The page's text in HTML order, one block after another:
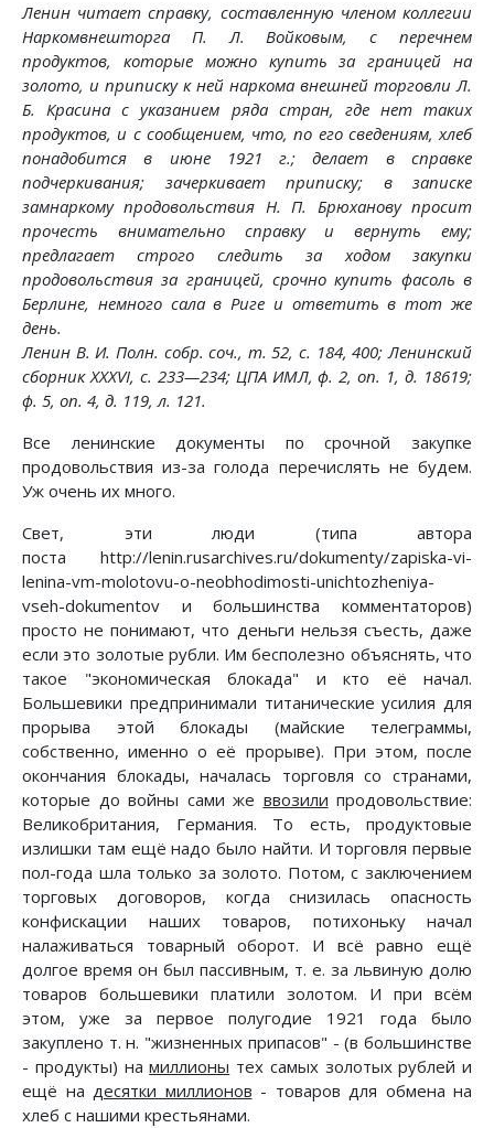
Ленин читает справку, составленную членом коллегии
Наркомвнешторга П. Л. Войковым, с перечнем
продуктов, которые можно купить за границей на
золото, и приписку к ней наркома внешней торговли Л.
Б. Красина с указанием ряда стран, где нет таких
продуктов, и с сообщением, что, по его сведениям, хлеб
понадобится в июне 1921 г.; делает в справке
подчеркивания; зачеркивает приписку; в записке
замнаркому продовольствия Н. П. Брюханову просит
прочесть внимательно справку и вернуть ему;
предлагает строго следить за ходом закупки
продовольствия за границей, срочно купить фасоль в
Берлине, немного сала в Риге и ответить в тот же
день.
Ленин В. И. Полн. собр. соч., т. 52, с. 184, 400; Ленинский
сборник XXXVI, с. 233—234; ЦПА ИМЛ, ф. 2, on. 1, д. 18619;
ф. 5, on. 4, д. 119, л. 121.
Все ленинские документы по срочной закупке
продовольствия из-за голода перечислять не будем.
Уж очень их много.
Свет, эти люди (типа автора
поста http://lenin.rusarchives.ru/dokumenty/zapiska-vi-
lenina-vm-molotovu-o-neobhodimosti-unichtozheniya-
vseh-dokumentov и большинства комментаторов)
просто не понимают, что деньги нельзя съесть, даже
если это золотые рубли. Им бесполезно объяснять, что
такое "экономическая блокада" и кто её начал.
Большевики предпринимали титанические усилия для
прорыва этой блокады (майские телеграммы,
собственно, именно о её прорыве). При этом, после
окончания блокады, началась торговля со странами,
которые до войны сами же ввозили продовольствие:
Великобритания, Германия. То есть, продуктовые
излишки там ещё надо было найти. И торговля первые
пол-года шла только за золото. Потом, с заключением
торговых договоров, когда снизилась опасность
конфискации наших товаров, потихоньку начал
налаживаться товарный оборот. И всё равно ещё
долгое время он был пассивным, т. е. за львиную долю
товаров большевики платили золотом. И при всём
этом, уже за первое полугодие 1921 года было
закуплено т. н. "жизненных припасов" - (в большинстве
- продукты) намиллионы тех самых золотых рублей и
ещё на десятки миллионов - товаров для обмена на
хлеб с нашими крестьянами.